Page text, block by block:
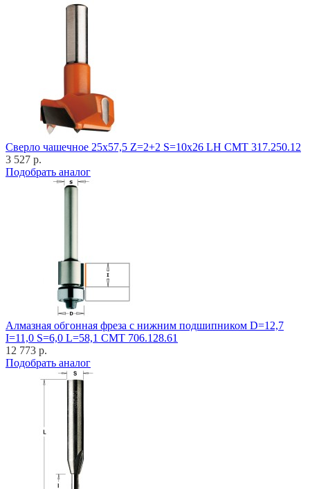
Cверло чашечное 25x57,5 Z=2+2 S=10x26 LH CMT 317.250.12
3 527 р.
Подобрать аналог
Алмазная обгонная фреза с нижним подшипником D=12,7
I=11,0 S=6,0 L=58,1 CMT 706.128.61
12 773 р.
Подобрать аналог